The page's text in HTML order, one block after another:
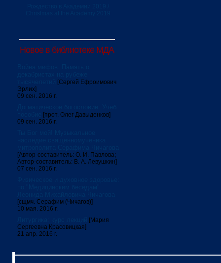
Новое в библиотеке МДА
[Сергей Ефроимович
Эрлих]
09 сен. 2016 г.
[прот. Олег Давыденков]
09 сен. 2016 г.
[Автор-составитель: О. И. Павлова;
Автор-составитель: В. А. Левушкин]
07 сен. 2016 г.
[сщмч. Серафим (Чичагов)]
10 мая. 2016 г.
[Мария
Сергеевна Красовицкая]
21 апр. 2016 г.